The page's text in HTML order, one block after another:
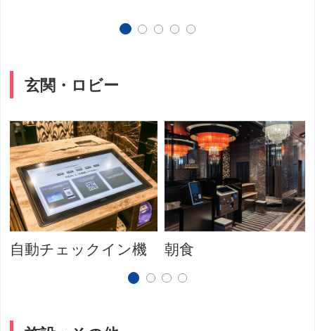
玄関・ロビー
自動チェックイン機 朝食